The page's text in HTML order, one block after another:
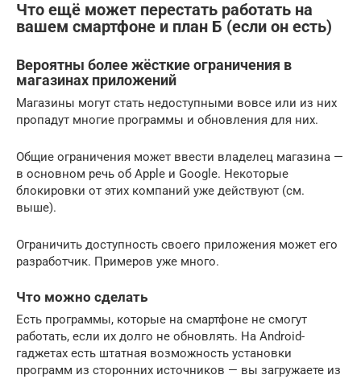
Что ещё может перестать работать на
вашем смартфоне и план Б (если он есть)
Вероятны более жёсткие ограничения в
магазинах приложений
Магазины могут стать недоступными вовсе или из них
пропадут многие программы и обновления для них.
Общие ограничения может ввести владелец магазина —
в основном речь об Apple и Google. Некоторые
блокировки от этих компаний уже действуют (см.
выше).
Ограничить доступность своего приложения может его
разработчик. Примеров уже много.
Что можно сделать
Есть программы, которые на смартфоне не смогут
работать, если их долго не обновлять. На Android-
гаджетах есть штатная возможность установки
программ из сторонних источников — вы загружаете из